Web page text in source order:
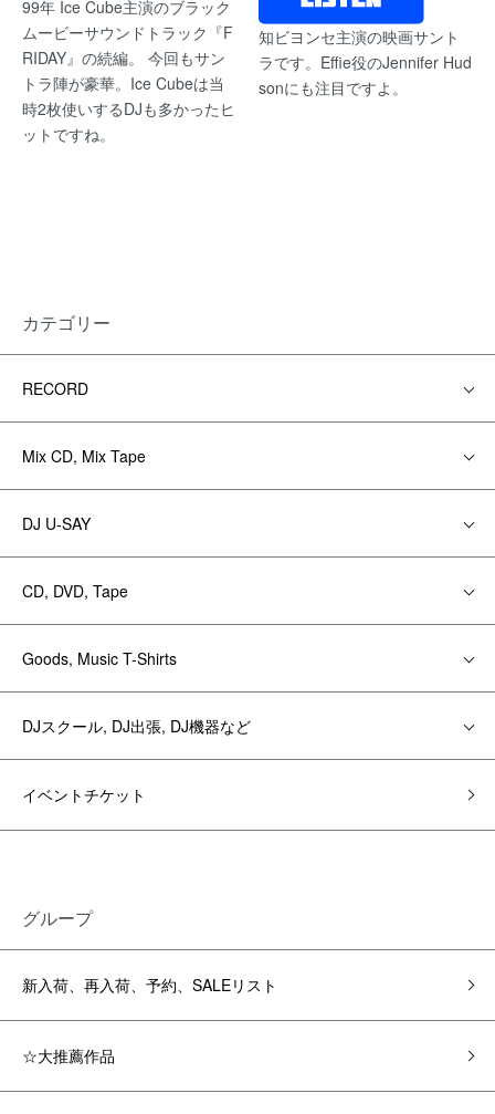
99年 Ice Cube主演のブラック
ムービーサウンドトラック『F
RIDAY』の続編。 今回もサン
トラ陣が豪華。Ice Cubeは当
時2枚使いするDJも多かったヒ
ットですね。
知ビヨンセ主演の映画サント
ラです。Effie役のJennifer Hud
sonにも注目ですよ。
カテゴリー
RECORD
Mix CD, Mix Tape
DJ U-SAY
CD, DVD, Tape
Goods, Music T-Shirts
DJスクール, DJ出張, DJ機器など
イベントチケット
グループ
新入荷、再入荷、予約、SALEリスト
☆大推薦作品